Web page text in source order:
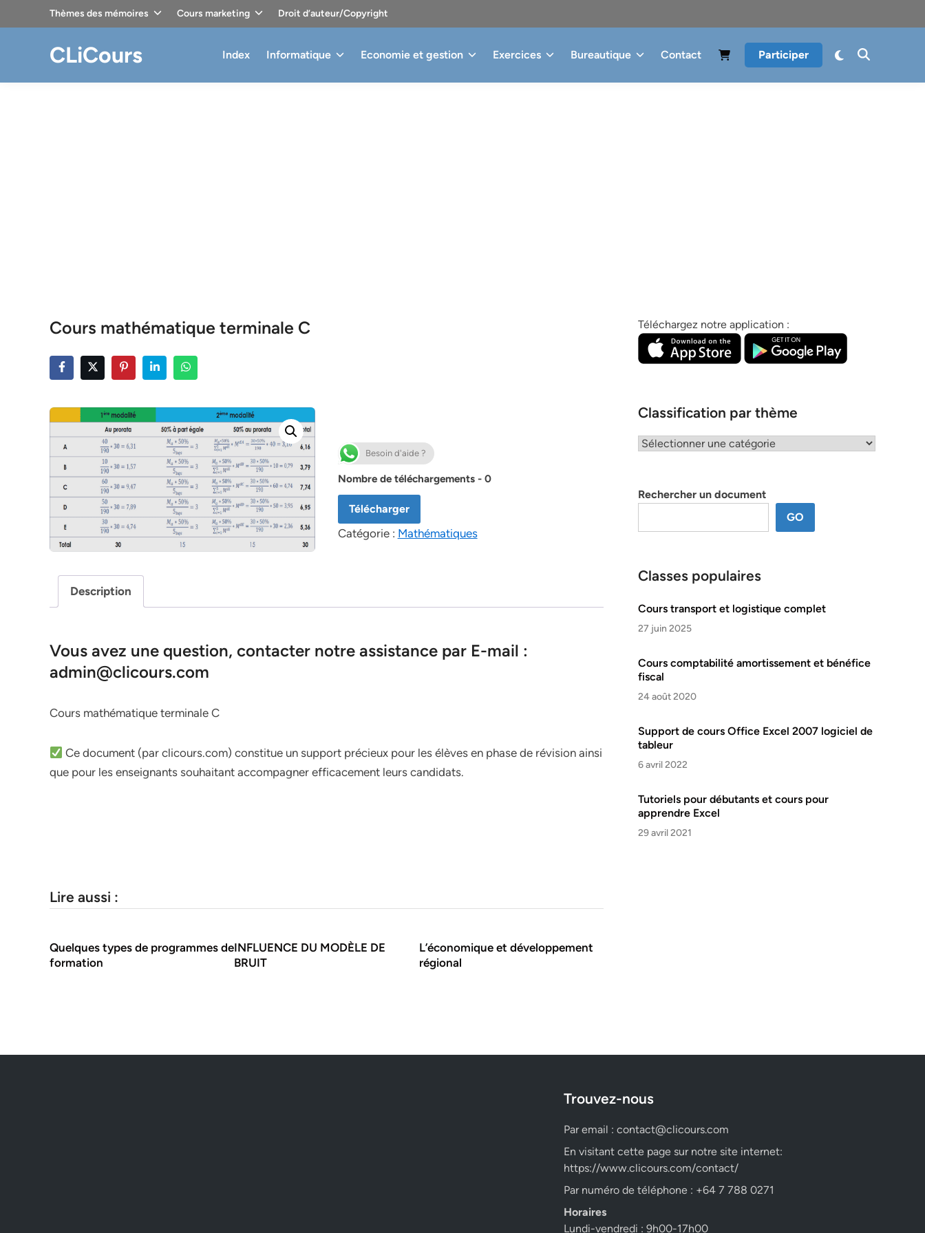
Thèmes des mémoires Cours marketing Droit d’auteur/Copyright
CLiCours Index Informatique Economie et gestion Exercices Bureautique Contact Participer
Cours mathématique terminale C
Besoin d'aide ?
Nombre de téléchargements - 0
Télécharger
Catégorie : Mathématiques
Description
Vous avez une question, contacter notre assistance par E-mail :
admin@clicours.com
Cours mathématique terminale C
Ce document (par clicours.com) constitue un support précieux pour les élèves en phase de révision ainsi
que pour les enseignants souhaitant accompagner efficacement leurs candidats.
Lire aussi :
Quelques types de programmes de
formation
INFLUENCE DU MODÈLE DE
BRUIT
L’économique et développement
régional
Téléchargez notre application :
Classification par thème
Classification
Rechercher un document
GO
Classes populaires
Cours transport et logistique complet
27 juin 2025
Cours comptabilité amortissement et bénéfice
fiscal
24 août 2020
Support de cours Office Excel 2007 logiciel de
tableur
6 avril 2022
Tutoriels pour débutants et cours pour
apprendre Excel
29 avril 2021
Trouvez-nous
Par email : contact@clicours.com
En visitant cette page sur notre site internet:
https://www.clicours.com/contact/
Par numéro de téléphone : +64 7 788 0271
Horaires
Lundi-vendredi : 9h00-17h00